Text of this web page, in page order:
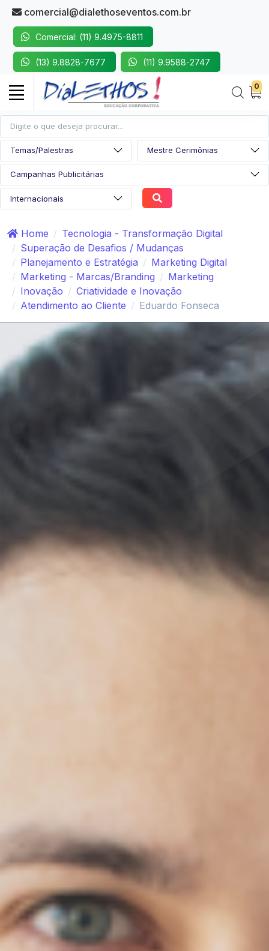
comercial@dialethoseventos.com.br
Comercial: (11) 9.4975-8811
(13) 9.8828-7677 (11) 9.9588-2747
0
Home
Tecnologia - Transformação Digital
Superação de Desafios / Mudanças
Planejamento e Estratégia
Marketing Digital
Marketing - Marcas/Branding
Marketing
Inovação
Criatividade e Inovação
Atendimento ao Cliente
Eduardo Fonseca